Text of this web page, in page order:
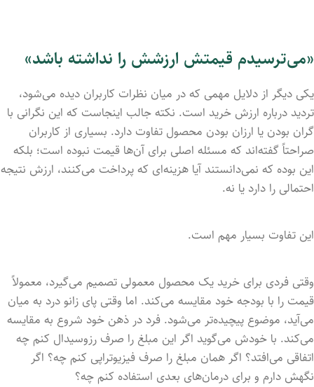
«می‌ترسیدم قیمتش ارزشش را نداشته باشد»
یکی دیگر از دلایل مهمی که در میان نظرات کاربران دیده می‌شود،
تردید درباره ارزش خرید است. نکته جالب اینجاست که این نگرانی با
گران بودن یا ارزان بودن محصول تفاوت دارد. بسیاری از کاربران
صراحتاً گفته‌اند که مسئله اصلی برای آن‌ها قیمت نبوده است؛ بلکه
این بوده که نمی‌دانستند آیا هزینه‌ای که پرداخت می‌کنند، ارزش نتیجه
احتمالی را دارد یا نه.
این تفاوت بسیار مهم است.
وقتی فردی برای خرید یک محصول معمولی تصمیم می‌گیرد، معمولاً
قیمت را با بودجه خود مقایسه می‌کند. اما وقتی پای زانو درد به میان
می‌آید، موضوع پیچیده‌تر می‌شود. فرد در ذهن خود شروع به مقایسه
می‌کند. با خودش می‌گوید اگر این مبلغ را صرف رزوسیدال کنم چه
اتفاقی می‌افتد؟ اگر همان مبلغ را صرف فیزیوتراپی کنم چه؟ اگر
نگهش دارم و برای درمان‌های بعدی استفاده کنم چه؟